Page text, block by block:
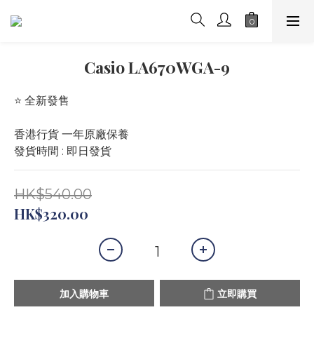
Casio LA670WGA-9
⭐️ 全新發售
香港行貨 一年原廠保養
發貨時間 : 即日發貨
HK$540.00
HK$320.00
加入購物車 立即購買